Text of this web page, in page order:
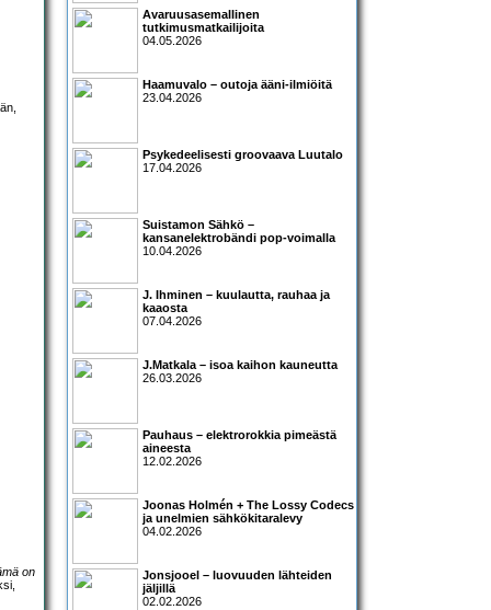
on
Avaruusasemallinen
tutkimusmatkailijoita
04.05.2026
Haamuvalo – outoja ääni-ilmiöitä
23.04.2026
Psykedeelisesti groovaava Luutalo
17.04.2026
Suistamon Sähkö –
kansanelektrobändi pop-voimalla
10.04.2026
J. Ihminen – kuulautta, rauhaa ja
kaaosta
07.04.2026
J.Matkala – isoa kaihon kauneutta
26.03.2026
Pauhaus – elektrorokkia pimeästä
aineesta
12.02.2026
Joonas Holmén + The Lossy Codecs
ja unelmien sähkökitaralevy
04.02.2026
Jonsjooel – luovuuden lähteiden
jäljillä
02.02.2026